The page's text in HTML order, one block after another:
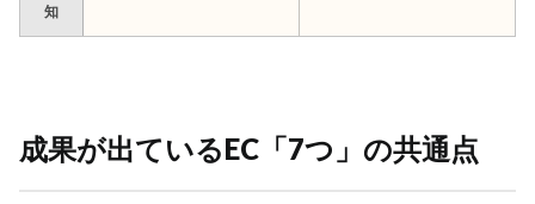
知
成果が出ているEC「7つ」の共通点